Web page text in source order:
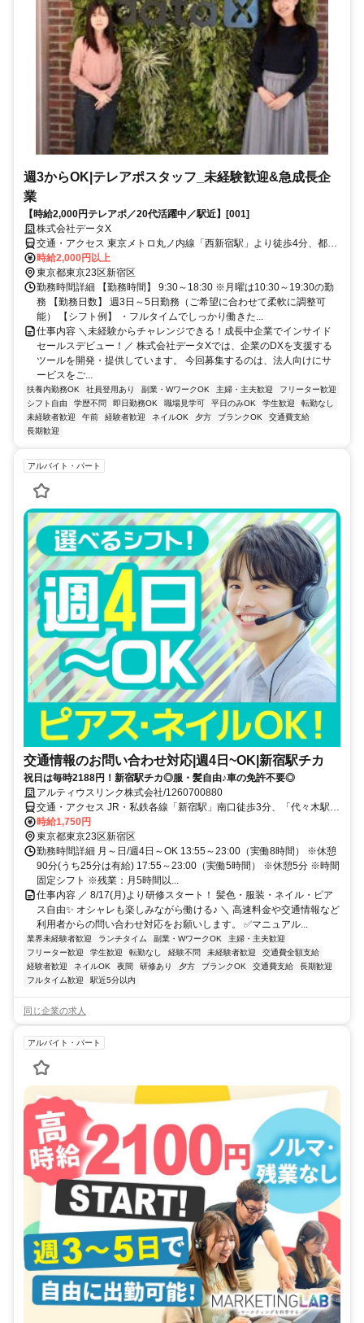
週3からOK|テレアポスタッフ_未経験歓迎&急成長企
業
【時給2,000円テレアポ／20代活躍中／駅近】[001]
株式会社データX
交通・アクセス 東京メトロ丸ノ内線「西新宿駅」より徒歩4分、都営
大江戸線「新宿西口駅」徒歩4分、西武新宿線「西武新宿駅」徒歩5分
時給2,000円以上
東京都東京23区新宿区
勤務時間詳細 【勤務時間】 9:30～18:30 ※月曜は10:30～19:30の勤
務 【勤務日数】 週3日～5日勤務（ご希望に合わせて柔軟に調整可
能） 【シフト例】 ・フルタイムでしっかり働きた...
仕事内容 ＼未経験からチャレンジできる！成長中企業でインサイド
セールスデビュー！／ 株式会社データXでは、企業のDXを支援する
ツールを開発・提供しています。 今回募集するのは、法人向けにサ
ービスをご...
扶養内勤務OK 社員登用あり 副業・WワークOK 主婦・主夫歓迎
フリーター歓迎
シフト自由
学歴不問 即日勤務OK 職場見学可 平日のみOK 学生歓迎
転勤なし
未経験者歓迎
午前 経験者歓迎 ネイルOK 夕方 ブランクOK
交通費支給
長期歓迎
アルバイト・パート
交通情報のお問い合わせ対応|週4日~OK|新宿駅チカ
祝日は毎時2188円！新宿駅チカ◎服・髪自由♪車の免許不要◎
アルティウスリンク株式会社/1260700880
交通・アクセス JR・私鉄各線「新宿駅」南口徒歩3分、「代々木駅」
徒歩8分、「新宿三丁目駅」徒歩7分 ★交通費実費支給※社内規定あ
り
時給1,750円
東京都東京23区新宿区
勤務時間詳細 月～日/週4日～OK 13:55～23:00（実働8時間） ※休憩
90分(うち25分は有給) 17:55～23:00（実働5時間） ※休憩5分 ※時間
固定シフト ※残業：月5時間以...
仕事内容 ／ 8/17(月)より研修スタート！ 髪色・服装・ネイル・ピア
ス自由✨ オシャレも楽しみながら働ける♪ ＼ 高速料金や交通情報など
利用者からの問い合わせ対応をお願いします。 ✅マニュアル...
業界未経験者歓迎 ランチタイム 副業・WワークOK
主婦・主夫歓迎
フリーター歓迎
学生歓迎 転勤なし 経験不問 未経験者歓迎
交通費全額支給
経験者歓迎
ネイルOK 夜間 研修あり 夕方 ブランクOK 交通費支給
長期歓迎
フルタイム歓迎
駅近5分以内
同じ企業の求人
アルバイト・パート